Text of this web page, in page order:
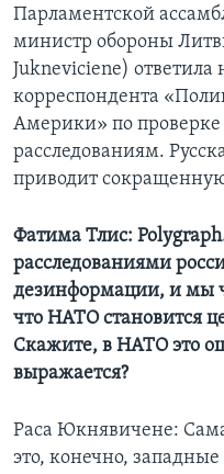
Парламентской
министр обороны
Jukneviciene)
корреспондента
Америки» по
расследованиям.
приводит
Фатима Тлис: Polygraph
расследованиями
дезинформации, и мы
что НАТО становится
Скажите, в НАТО это
выражается?
Раса Юкнявичене:
это, конечно,